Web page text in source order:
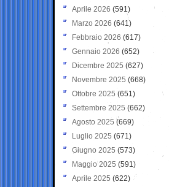
Aprile 2026 (591)
Marzo 2026 (641)
Febbraio 2026 (617)
Gennaio 2026 (652)
Dicembre 2025 (627)
Novembre 2025 (668)
Ottobre 2025 (651)
Settembre 2025 (662)
Agosto 2025 (669)
Luglio 2025 (671)
Giugno 2025 (573)
Maggio 2025 (591)
Aprile 2025 (622)